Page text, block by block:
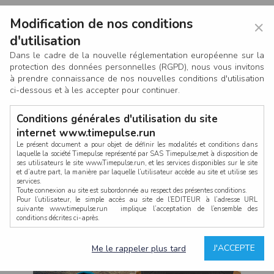
CONNEXION
×
Modification de nos conditions
d'utilisation
Dans le cadre de la nouvelle réglementation européenne sur la
protection des données personnelles (RGPD), nous vous invitons
à prendre connaissance de nos nouvelles conditions d'utilisation
ci-dessous et à les accepter pour continuer.
Conditions générales d'utilisation du site
internet www.timepulse.run
Le présent document a pour objet de définir les modalités et conditions dans
laquelle la société Timepulse représenté par SAS Timepulse,met à disposition de
ses utilisateurs le site www.Timepulse.run, et les services disponibles sur le site
et d’autre part, la manière par laquelle l’utilisateur accède au site et utilise ses
services.
Toute connexion au site est subordonnée au respect des présentes conditions.
Pour l’utilisateur, le simple accès au site de l’EDITEUR à l’adresse URL
suivante www.timepulse.run implique l’acceptation de l’ensemble des
conditions décrites ci-après.
La structure générale du site www.timepulse.run, par quelque procédé que ce
soit, sans l'autorisation préalable et par écrit de Fourcherot Mickael et/ou de ses
J'ACCEPTE
Me le rappeler plus tard